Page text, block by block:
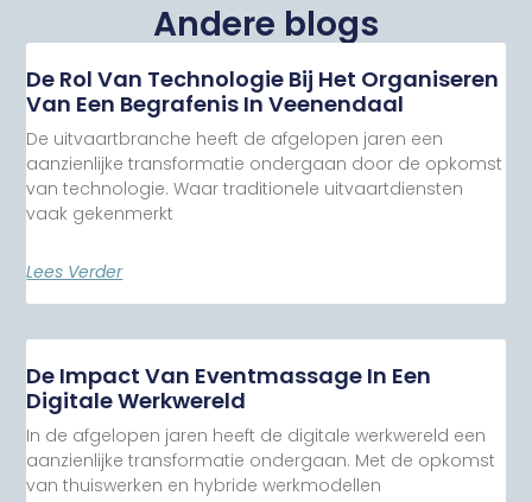
Andere blogs
De Rol Van Technologie Bij Het Organiseren
Van Een Begrafenis In Veenendaal
De uitvaartbranche heeft de afgelopen jaren een
aanzienlijke transformatie ondergaan door de opkomst
van technologie. Waar traditionele uitvaartdiensten
vaak gekenmerkt
Lees Verder
De Impact Van Eventmassage In Een
Digitale Werkwereld
In de afgelopen jaren heeft de digitale werkwereld een
aanzienlijke transformatie ondergaan. Met de opkomst
van thuiswerken en hybride werkmodellen